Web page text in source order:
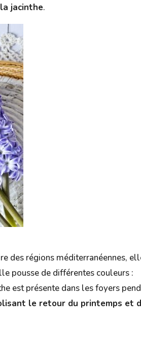
jacinthe.
des régions méditerranéennes,
pousse de différentes couleurs :
est présente dans les foyers
le retour du printemps et